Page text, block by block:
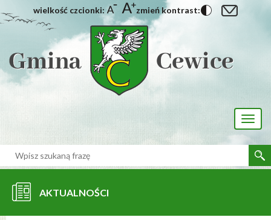
wielkość czcionki: zmień kontrast:
AKTUALNOŚCI
[interaktywna-mapa]